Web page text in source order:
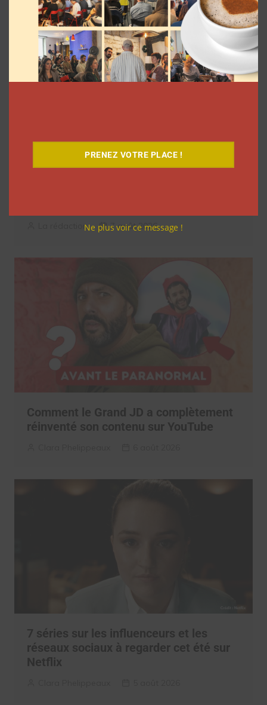
La rédaction 7 août 2026
Comment le Grand JD a complètement
réinventé son contenu sur YouTube
7 séries sur les influenceurs et les
réseaux sociaux à regarder cet été sur
Netflix
PRENEZ VOTRE PLACE !
Ne plus voir ce message !